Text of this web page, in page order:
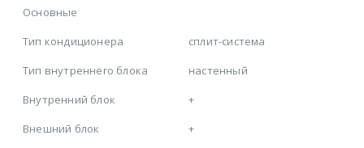
Основные
Тип кондиционера
сплит-система
Тип внутреннего блока
настенный
Внутренний блок
+
Внешний блок
+